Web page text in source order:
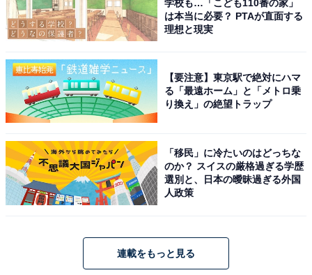
年中無休で14時から翌朝10時まで営業しており、深夜や
早朝でも気兼ねなく利用できます。深浅の風呂、ジェッ
学校も…「こども110番の家」
は本当に必要？ PTAが直面する
理想と現実
【要注意】東京駅で絶対にハマ
る「最遠ホーム」と「メトロ乗
り換え」の絶望トラップ
「移民」に冷たいのはどっちな
のか？ スイスの厳格過ぎる学歴
選別と、日本の曖昧過ぎる外国
人政策
連載をもっと見る